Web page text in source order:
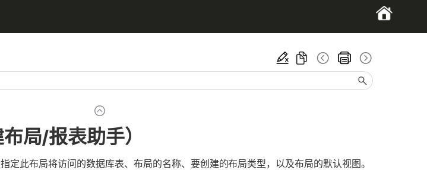
局/报表助手）
定此布局将访问的数据库表、布局的名称、要创建的布局类型，以及布局的默认视图。